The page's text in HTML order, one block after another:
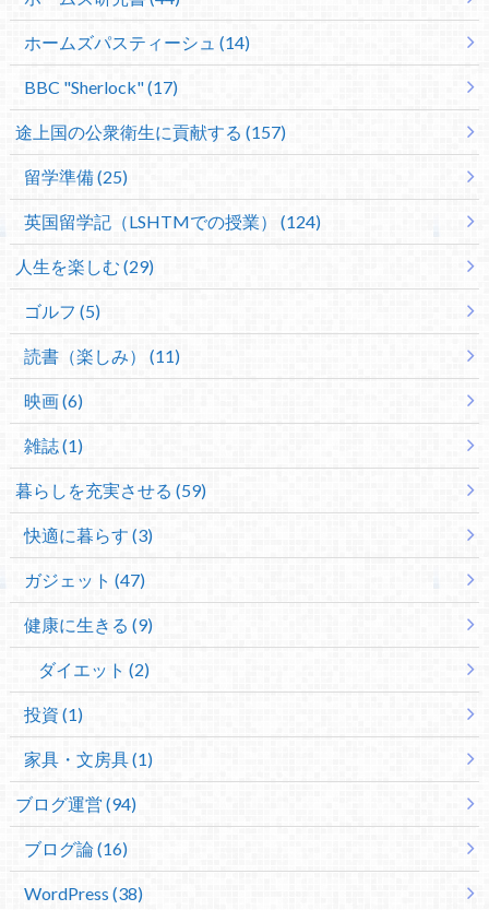
ホームズパスティーシュ (14)
BBC "Sherlock" (17)
途上国の公衆衛生に貢献する (157)
留学準備 (25)
英国留学記（LSHTMでの授業） (124)
人生を楽しむ (29)
ゴルフ (5)
読書（楽しみ） (11)
映画 (6)
雑誌 (1)
暮らしを充実させる (59)
快適に暮らす (3)
ガジェット (47)
健康に生きる (9)
ダイエット (2)
投資 (1)
家具・文房具 (1)
ブログ運営 (94)
ブログ論 (16)
WordPress (38)